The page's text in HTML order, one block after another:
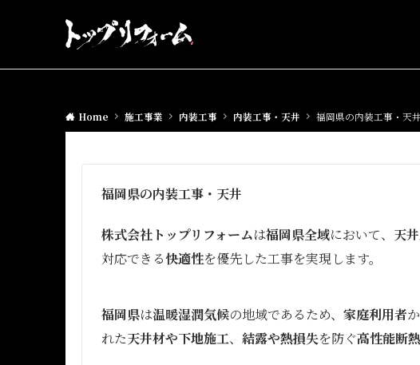
Home 施工事業 内装工事 内装工事・天井 福岡県の内装工事・天井
福岡県の内装工事・天井
株式会社トップリフォームは福岡県全域において、 天
対応できる快適性を優先した工事を実現します。
福岡県は温暖湿潤気候の地域であるため、 家庭利用者
れた天井材や下地施工、 結露や熱損失を防ぐ高性能断